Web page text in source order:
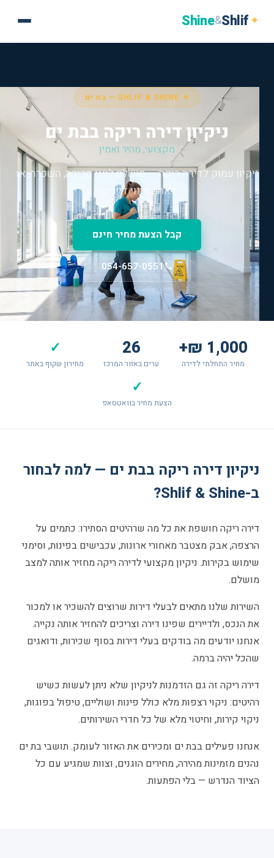
✦
Shlif
&
Shine
✦ SHLIF & SHINE — בת ים
ניקיון דירה ריקה בבת ים
מקצועי, מהיר ואמין
ניקיון עמוק לדירה ריקה — מושלם לפני מכירה, השכרה, או
לאחר פינוי דיירים.
קבל הצעת מחיר חינם
054-657-0551
1,000 ₪+
מחיר התחלתי לדירה
26
ערים באזור המרכז
✓
מחירון שקוף באתר
✓
הצעת מחיר בוואטסאפ
ניקיון דירה ריקה בבת ים — למה לבחור
ב-Shlif & Shine?
דירה ריקה חושפת את כל מה שרהיטים הסתירו: כתמים על
הרצפה, אבק מצטבר מאחורי ארונות, עכבישים בפינות, וסימני
שימוש בקירות. ניקיון מקצועי לדירה ריקה מחזיר אותה למצב
מושלם.
השירות שלנו מתאים לבעלי דירות שרוצים להשכיר או למכור
את הנכס, ולדיירים שפינו דירה וצריכים להחזיר אותה נקייה.
אנחנו יודעים מה בודקים בעלי דירות בסוף שכירות, ודואגים
שהכל יהיה ברמה.
דירה ריקה זה גם הזדמנות לניקיון שלא ניתן לעשות כשיש
רהיטים: ניקוי רצפות מלא כולל פינות ושוליים, טיפול בפוגות,
ניקוי קירות, וחיטוי מלא של כל חדרי השירותים.
אנחנו פעילים בבת ים ומכירים את האזור לעומק. תושבי בת ים
נהנים מזמינות מהירה, מחירים הוגנים, וצוות שמגיע עם כל
הציוד הנדרש — בלי הפתעות.